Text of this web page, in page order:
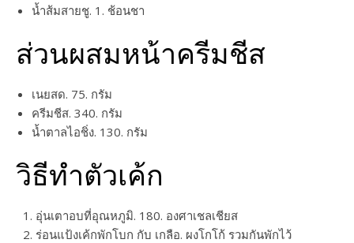
น้ำส้มสายชู. 1. ช้อนชา
ส่วนผสมหน้าครีมชีส
เนยสด. 75. กรัม
ครีมชีส. 340. กรัม
น้ำตาลไอชิ่ง. 130. กรัม
วิธีทำตัวเค้ก
อุ่นเตาอบที่อุณหภูมิ. 180. องศาเชลเชียส
ร่อนแป้งเค้กพักโบก กับ เกลือ. ผงโกโก้ รวมกันพักไว้